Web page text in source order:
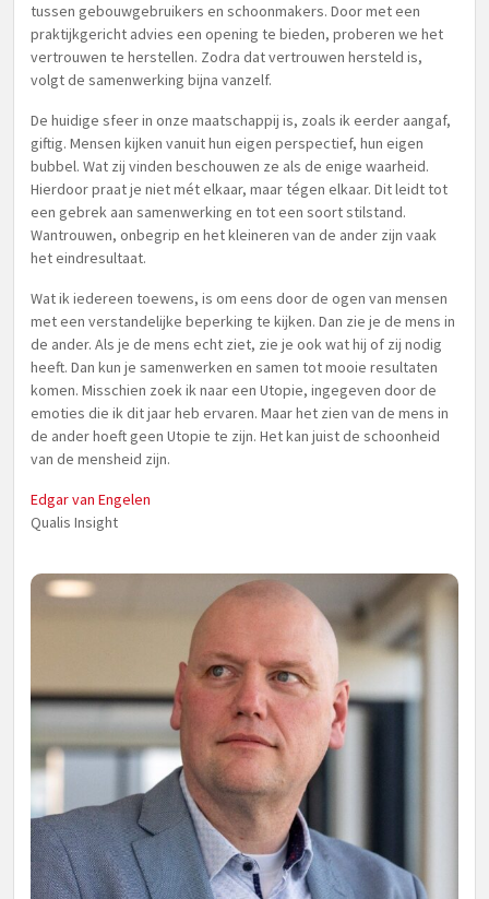
tussen gebouwgebruikers en schoonmakers. Door met een
praktijkgericht advies een opening te bieden, proberen we het
vertrouwen te herstellen. Zodra dat vertrouwen hersteld is,
volgt de samenwerking bijna vanzelf.
De huidige sfeer in onze maatschappij is, zoals ik eerder aangaf,
giftig. Mensen kijken vanuit hun eigen perspectief, hun eigen
bubbel. Wat zij vinden beschouwen ze als de enige waarheid.
Hierdoor praat je niet mét elkaar, maar tégen elkaar. Dit leidt tot
een gebrek aan samenwerking en tot een soort stilstand.
Wantrouwen, onbegrip en het kleineren van de ander zijn vaak
het eindresultaat.
Wat ik iedereen toewens, is om eens door de ogen van mensen
met een verstandelijke beperking te kijken. Dan zie je de mens in
de ander. Als je de mens echt ziet, zie je ook wat hij of zij nodig
heeft. Dan kun je samenwerken en samen tot mooie resultaten
komen. Misschien zoek ik naar een Utopie, ingegeven door de
emoties die ik dit jaar heb ervaren. Maar het zien van de mens in
de ander hoeft geen Utopie te zijn. Het kan juist de schoonheid
van de mensheid zijn.
Edgar van Engelen
Qualis Insight